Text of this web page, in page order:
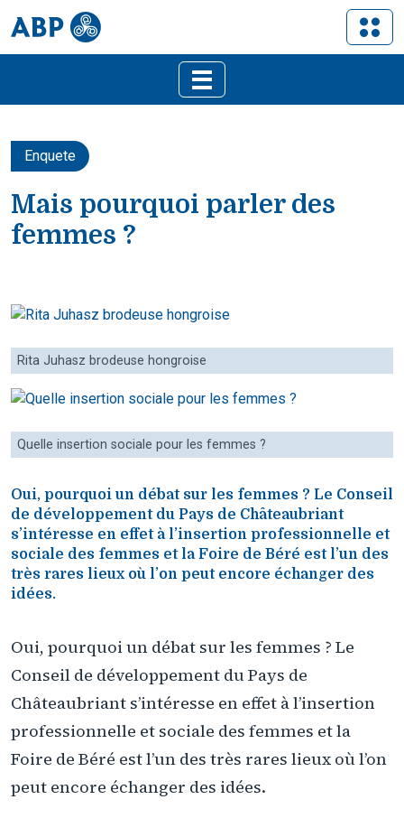
Enquete
Mais pourquoi parler des
femmes ?
Rita Juhasz brodeuse hongroise
Quelle insertion sociale pour les femmes ?
Oui, pourquoi un débat sur les femmes ? Le Conseil
de développement du Pays de Châteaubriant
s’intéresse en effet à l’insertion professionnelle et
sociale des femmes et la Foire de Béré est l’un des
très rares lieux où l’on peut encore échanger des
idées.
Oui, pourquoi un débat sur les femmes ? Le
Conseil de développement du Pays de
Châteaubriant s’intéresse en effet à l’insertion
professionnelle et sociale des femmes et la
Foire de Béré est l’un des très rares lieux où l’on
peut encore échanger des idées.